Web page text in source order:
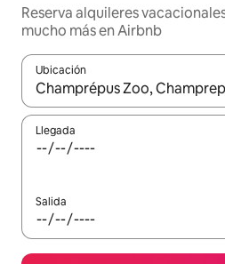
Reserva alquileres
mucho más en Airbnb
Ubicación
Cuando los resultados estén
Llegada
Salida